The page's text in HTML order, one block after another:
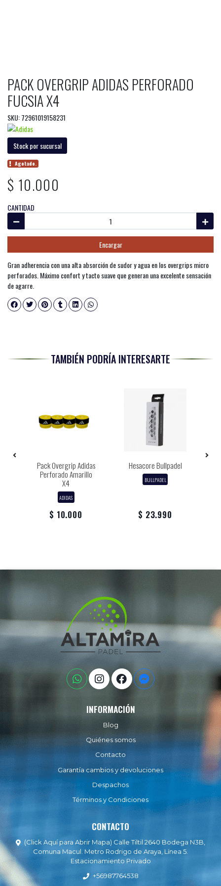
PACK OVERGRIP ADIDAS PERFORADO
FUCSIA X4
SKU: 72961019158231
Stock por sucursal
Agotado.
$ 10.000
CANTIDAD
Encargar
Gran adherencia con una alta absorción de sudor y agua en los overgrips micro
perforados. Máximo confort y tacto suave que generan una excelente sensación
de agarre.
TAMBIÉN PODRÍA INTERESARTE
Pack Overgrip Adidas
Perforado Amarillo
X4
ADIDAS
$ 10.000
Hesacore Bullpadel
BULLPADEL
$ 23.990
INFORMACIÓN
Blog
Quiénes somos
Contacto
Garantía cambios y devoluciones
Despachos
Términos y Condiciones
CONTACTO
(Click Aquí para Abrir Mapa) Calle Tiltil 2640 Bodega N3B,
Comuna Macul. Metro Rodrigo de Araya, Línea 5.
Estacionamiento Privado
+56987764538